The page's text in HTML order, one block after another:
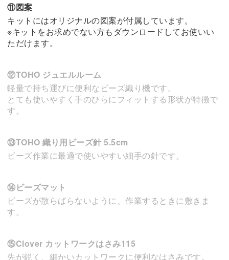
⑪図案
キットにはオリジナルの図案が付属しています。
※キットをお求めでない方もダウンロードしてお使いい
ただけます。
⑫TOHO ジュエルルーム
軽量で持ち運びに便利なビーズ織り機です。
とても使いやすく手のひらにフィットする形状が特徴で
す。
⑬TOHO 織り用ビーズ針 5.5cm
ビーズ作業に最適で使いやすい細手の針です。
⑭ビーズマット
ビーズが散らばらないように、作業するときに敷きま
す。
⑮Clover カットワークはさみ115
先が鋭く、細かいカットワークに便利なはさみです。